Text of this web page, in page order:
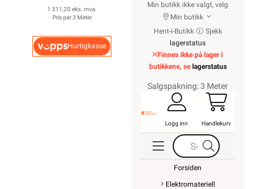
1 311,20 eks. mva.
Pris per 3 Meter
Hurtigkasse
Min butikk ikke valgt, velg
Min butikk
Hent-i-Butikk
Sjekk
lagerstatus
Finnes ikke på lager i
butikkene, se lagerstatus
Salgspakning: 3 Meter
Logg inn Handlekurv
Forsiden
Elektromateriell